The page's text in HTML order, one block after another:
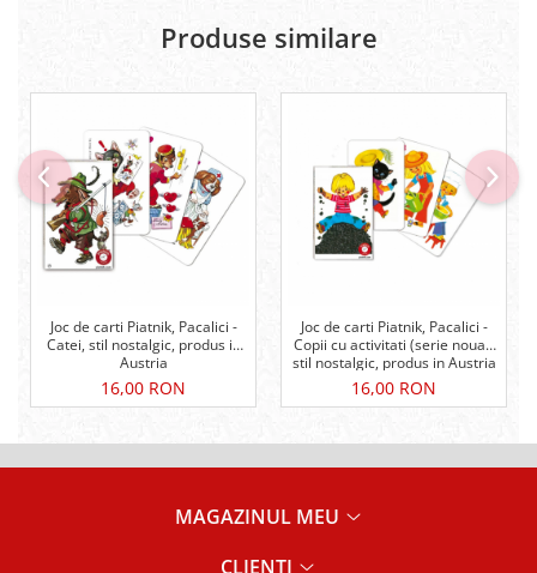
Produse similare
Joc de carti Piatnik, Pacalici -
Catei, stil nostalgic, produs in
Austria
16,00 RON
Joc de carti Piatnik, Pacalici -
Copii cu activitati (serie noua),
stil nostalgic, produs in Austria
16,00 RON
MAGAZINUL MEU
CLIENTI